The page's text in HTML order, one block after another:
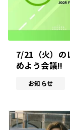
7/21（火）の
めよう会議!!
お知らせ